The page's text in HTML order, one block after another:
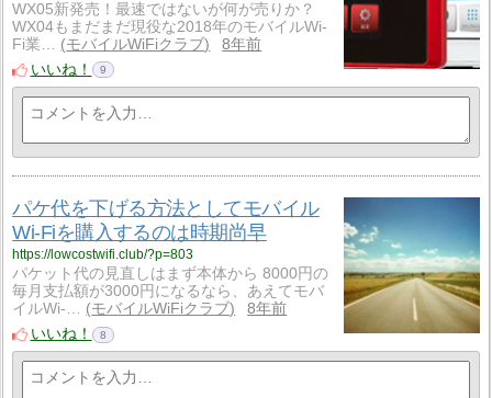
WX05新発売！最速ではないが何が売りか？
WX04もまだまだ現役な2018年のモバイルWi-
Fi業…
モバイルWiFiクラブ
8年前
いいね！
9
パケ代を下げる方法としてモバイル
Wi-Fiを購入するのは時期尚早
https://lowcostwifi.club/?p=803
パケット代の見直しはまず本体から 8000円の
毎月支払額が3000円になるなら、あえてモバ
イルWi-…
モバイルWiFiクラブ
8年前
いいね！
8